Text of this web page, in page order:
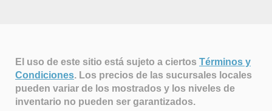
El uso de este sitio está sujeto a ciertos Términos y
Condiciones. Los precios de las sucursales locales
pueden variar de los mostrados y los niveles de
inventario no pueden ser garantizados.